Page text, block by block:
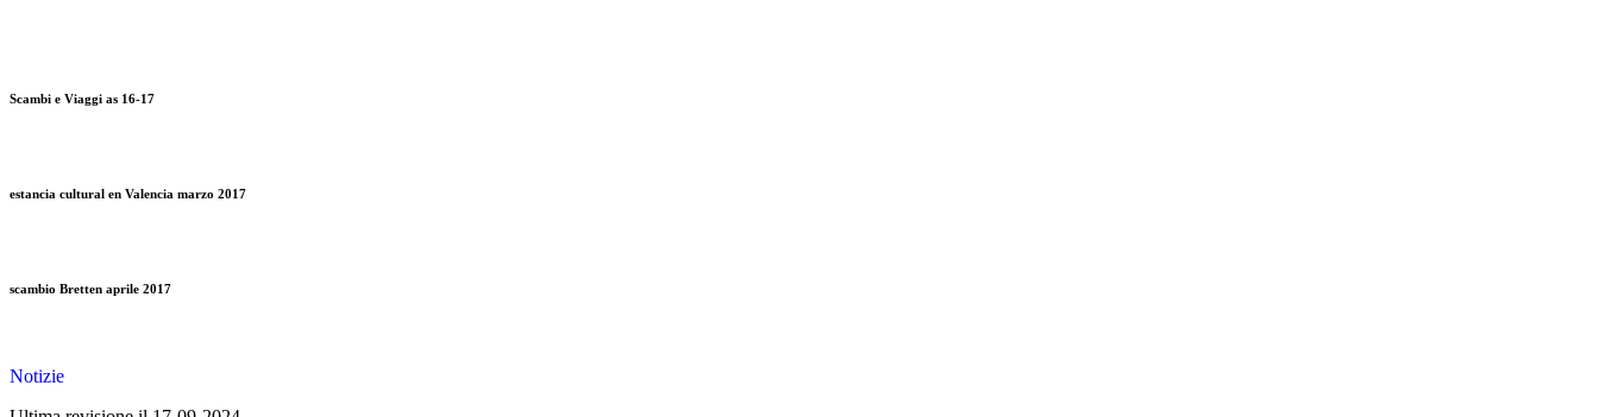
Scambi e Viaggi as 16-17
estancia cultural en Valencia marzo 2017
scambio Bretten aprile 2017
Notizie